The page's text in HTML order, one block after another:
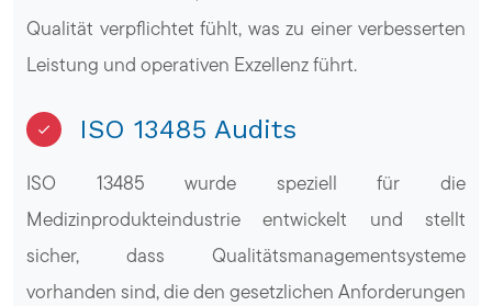
Qualität verpflichtet fühlt, was zu einer verbesserten
Leistung und operativen Exzellenz führt.
ISO 13485 Audits
ISO 13485 wurde speziell für die
Medizinprodukteindustrie entwickelt und stellt
sicher, dass Qualitätsmanagementsysteme
vorhanden sind, die den gesetzlichen Anforderungen